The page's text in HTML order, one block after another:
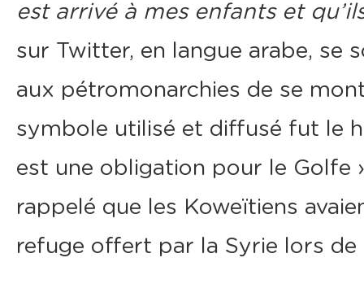
est arrivé à mes enfants et
sur Twitter, en langue arabe, se
aux pétromonarchies de se
symbole utilisé et diffusé fut le
est une obligation pour le Golfe
rappelé que les Koweïtiens
refuge offert par la Syrie lors de